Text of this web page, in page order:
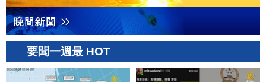
要聞一週最 HOT